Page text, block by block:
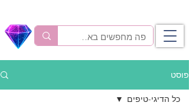
פוסט
כל הדיגי-טיפים